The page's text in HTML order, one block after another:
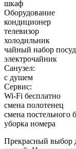
шкаф
Оборудование
кондиционер
телевизор
холодильник
чайный набор
электрочайник
Санузел:
с душем
Сервис:
Wi-Fi бесплатно
смена полотенец
смена постельного
уборка номера
Прекрасный выбор